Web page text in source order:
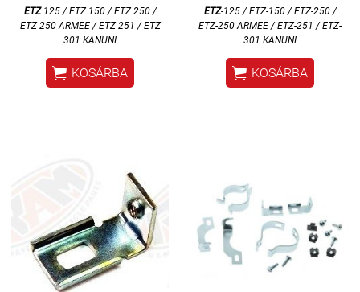
ETZ 125 / ETZ 150 / ETZ 250 /
ETZ 250 ARMEE / ETZ 251 / ETZ
301 KANUNI
 KOSÁRBA
ETZ-125 / ETZ-150 / ETZ-250 /
ETZ-250 ARMEE / ETZ-251 / ETZ-
301 KANUNI
 KOSÁRBA